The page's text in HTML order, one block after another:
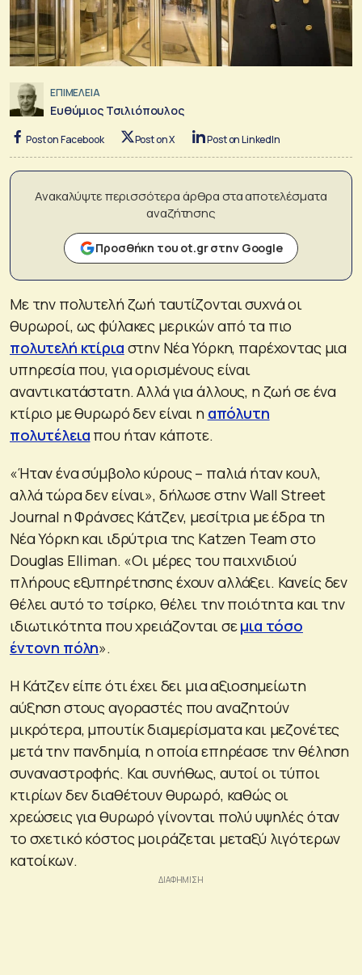
ΕΠΙΜΕΛΕΙΑ
Ευθύμιος Τσιλιόπουλος
Post on Facebook Post on X Post on LinkedIn
Ανακαλύψτε περισσότερα άρθρα στα αποτελέσματα
αναζήτησης
Προσθήκη του ot.gr στην Google
Με την πολυτελή ζωή ταυτίζονται συχνά οι
θυρωροί, ως φύλακες μερικών από τα πιο
πολυτελή κτίρια στην Νέα Υόρκη, παρέχοντας μια
υπηρεσία που, για ορισμένους είναι
αναντικατάστατη. Αλλά για άλλους, η ζωή σε ένα
κτίριο με θυρωρό δεν είναι η απόλυτη
πολυτέλεια που ήταν κάποτε.
«Ήταν ένα σύμβολο κύρους – παλιά ήταν κουλ,
αλλά τώρα δεν είναι», δήλωσε στην Wall Street
Journal η Φράνσες Κάτζεν, μεσίτρια με έδρα τη
Νέα Υόρκη και ιδρύτρια της Katzen Team στο
Douglas Elliman. «Οι μέρες του παιχνιδιού
πλήρους εξυπηρέτησης έχουν αλλάξει. Κανείς δεν
θέλει αυτό το τσίρκο, θέλει την ποιότητα και την
ιδιωτικότητα που χρειάζονται σεμια τόσο
έντονη πόλη».
Η Κάτζεν είπε ότι έχει δει μια αξιοσημείωτη
αύξηση στους αγοραστές που αναζητούν
μικρότερα, μπουτίκ διαμερίσματα και μεζονέτες
μετά την πανδημία, η οποία επηρέασε την θέληση
συναναστροφής. Και συνήθως, αυτοί οι τύποι
κτιρίων δεν διαθέτουν θυρωρό, καθώς οι
χρεώσεις για θυρωρό γίνονται πολύ υψηλές όταν
το σχετικό κόστος μοιράζεται μεταξύ λιγότερων
κατοίκων.